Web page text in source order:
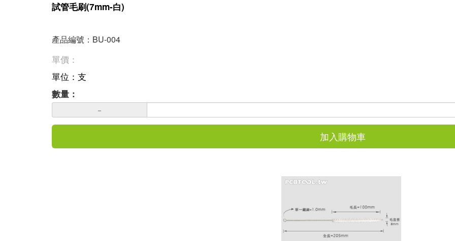
試管毛刷(7mm-白)
產品編號：BU-004
單價：
單位：支
數量：
－
加入購物車